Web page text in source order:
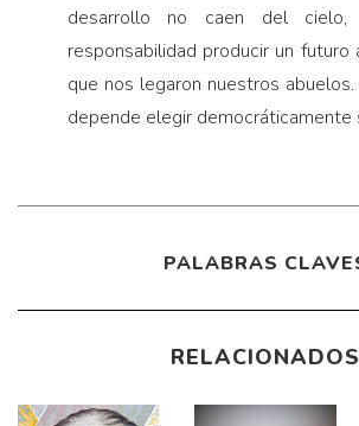
desarrollo no caen del cielo,
responsabilidad producir un futuro
que nos legaron nuestros
depende elegir democráticamente
PALABRAS
RELACIONADOS